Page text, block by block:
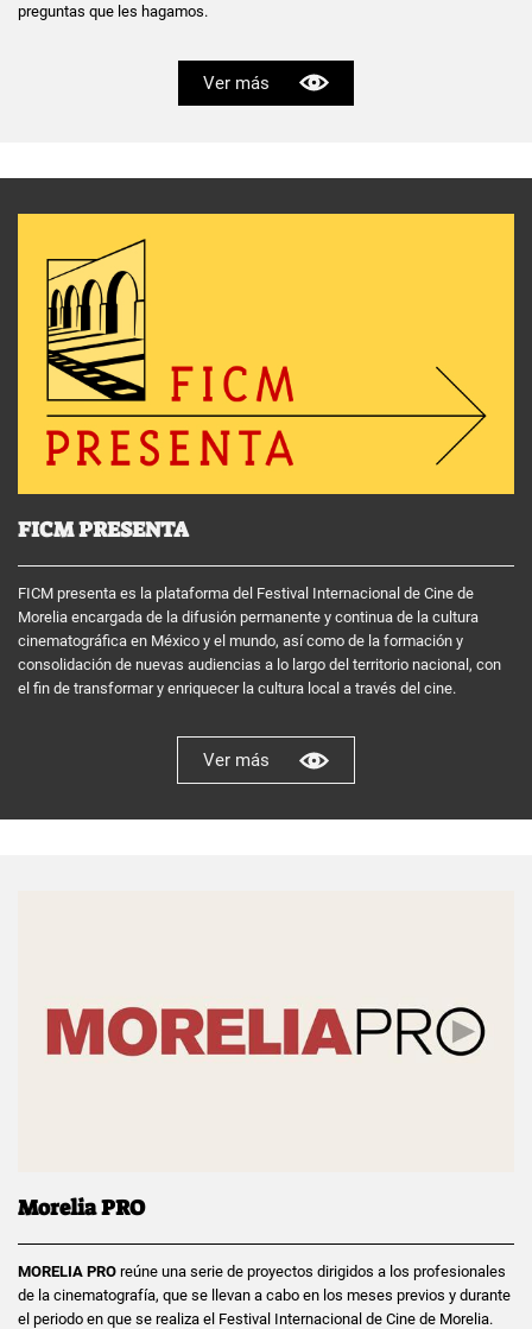
preguntas que les hagamos.
Ver más
FICM PRESENTA
FICM presenta es la plataforma del Festival Internacional de Cine de
Morelia encargada de la difusión permanente y continua de la cultura
cinematográfica en México y el mundo, así como de la formación y
consolidación de nuevas audiencias a lo largo del territorio nacional, con
el fin de transformar y enriquecer la cultura local a través del cine.
Ver más
Morelia PRO
MORELIA PRO reúne una serie de proyectos dirigidos a los profesionales
de la cinematografía, que se llevan a cabo en los meses previos y durante
el periodo en que se realiza el Festival Internacional de Cine de Morelia.